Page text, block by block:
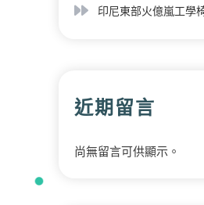
印尼東部火億嵐工學
近期留言
尚無留言可供顯示。